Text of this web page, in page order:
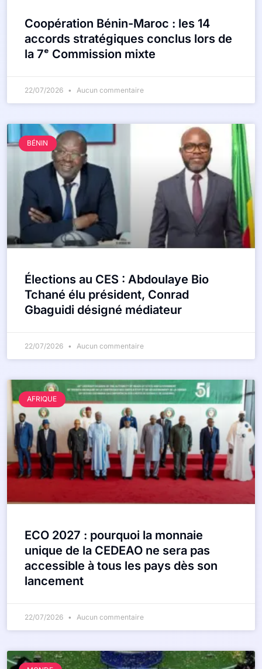
Coopération Bénin-Maroc : les 14
accords stratégiques conclus lors de
la 7ᵉ Commission mixte
22/07/2026 Aucun commentaire
BÉNIN
Élections au CES : Abdoulaye Bio
Tchané élu président, Conrad
Gbaguidi désigné médiateur
22/07/2026 Aucun commentaire
AFRIQUE
ECO 2027 : pourquoi la monnaie
unique de la CEDEAO ne sera pas
accessible à tous les pays dès son
lancement
22/07/2026 Aucun commentaire